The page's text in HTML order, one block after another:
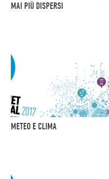
MAI PIÙ DISPERSI
METEO E CLIMA